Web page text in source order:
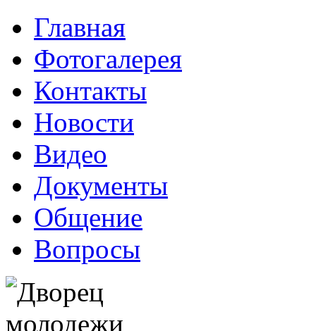
Главная
Фотогалерея
Контакты
Новости
Видео
Документы
Общение
Вопросы